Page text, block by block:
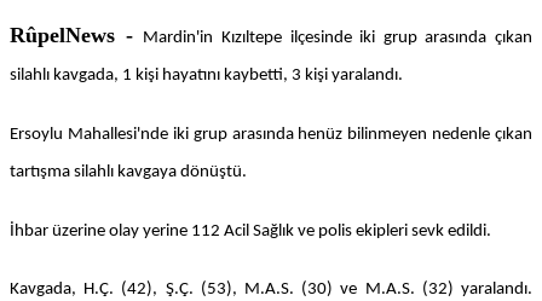
RûpelNews - Mardin'in Kızıltepe ilçesinde iki grup arasında çıkan
silahlı kavgada, 1 kişi hayatını kaybetti, 3 kişi yaralandı.
Ersoylu Mahallesi'nde iki grup arasında henüz bilinmeyen nedenle çıkan
tartışma silahlı kavgaya dönüştü.
İhbar üzerine olay yerine 112 Acil Sağlık ve polis ekipleri sevk edildi.
Kavgada, H.Ç. (42), Ş.Ç. (53), M.A.S. (30) ve M.A.S. (32) yaralandı.